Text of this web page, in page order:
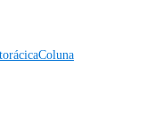
Coluna